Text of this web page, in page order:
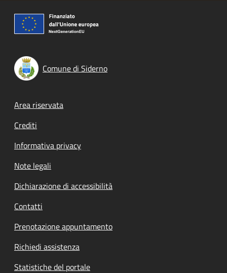
Comune di Siderno
Footer menu
Area riservata
Crediti
Informativa privacy
Note legali
Dichiarazione di accessibilità
Contatti
Prenotazione appuntamento
Richiedi assistenza
Statistiche del portale